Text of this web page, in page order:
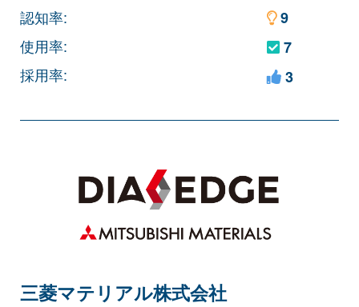
認知率:
使用率:
採用率:
9
7
3
三菱マテリアル株式会社